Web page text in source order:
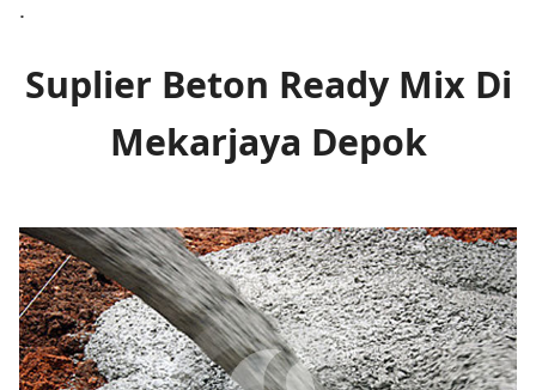
.
Suplier Beton Ready Mix Di
Mekarjaya Depok